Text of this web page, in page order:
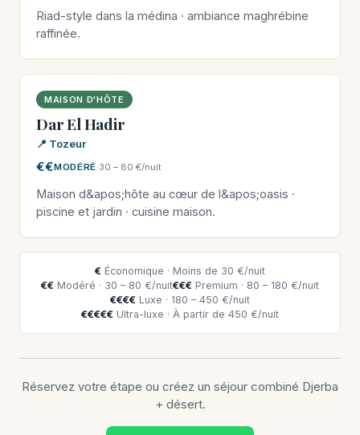
Riad-style dans la médina · ambiance maghrébine
raffinée.
MAISON D'HÔTE
Dar El Hadir
📍 Tozeur
€€MODÉRÉ·30 – 80 €/nuit
Maison d&apos;hôte au cœur de l&apos;oasis ·
piscine et jardin · cuisine maison.
€ Économique · Moins de 30 €/nuit
€€ Modéré · 30 – 80 €/nuit€€€ Premium · 80 – 180 €/nuit
€€€€ Luxe · 180 – 450 €/nuit
€€€€€ Ultra-luxe · À partir de 450 €/nuit
Réservez votre étape ou créez un séjour combiné Djerba
+ désert.